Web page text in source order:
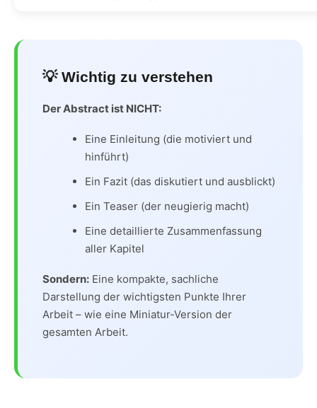
💡 Wichtig zu verstehen
Der Abstract ist NICHT:
Eine Einleitung (die motiviert und
hinführt)
Ein Fazit (das diskutiert und ausblickt)
Ein Teaser (der neugierig macht)
Eine detaillierte Zusammenfassung
aller Kapitel
Sondern: Eine kompakte, sachliche
Darstellung der wichtigsten Punkte Ihrer
Arbeit – wie eine Miniatur-Version der
gesamten Arbeit.